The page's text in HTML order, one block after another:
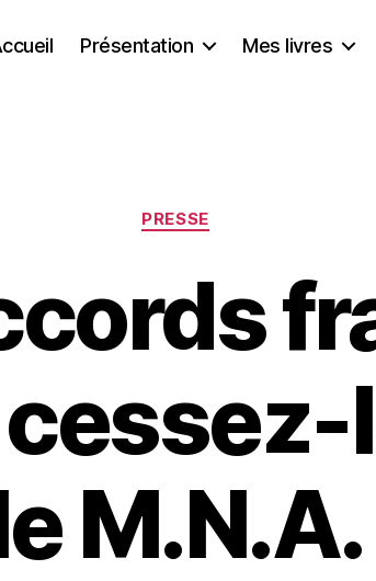
Présentation Mes livres
Catégories
PRESSE
M.N.A.
P
a
r